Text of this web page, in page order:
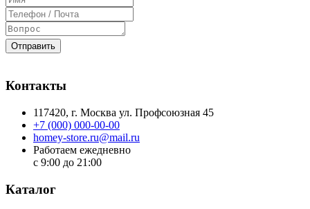
Отправить
Контакты
117420, г. Москва ул. Профсоюзная 45
+7 (000) 000-00-00
homey-store.ru@mail.ru
Работаем ежедневно
с 9:00 до 21:00
Каталог